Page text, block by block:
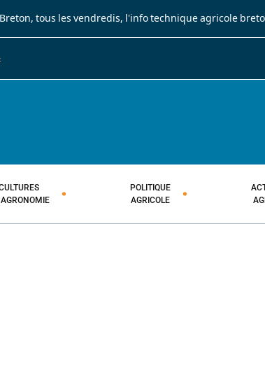
, tous les vendredis, l'info technique agricole
AGRONOMIE
POLITIQUE
AGRICOLE